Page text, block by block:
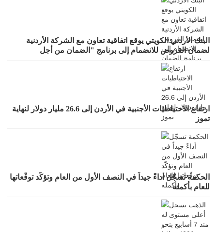
البنك الأردني الكويتي يوقع اتفاقية تعاون مع الشركة الأردنية
لضمان القروض للانضمام إلى برنامج "الضمان من أجل
التوظيف"
ارتفاع الاحتياطيات الأجنبية في الأردن إلى 26.6 مليار دولار لنهاية
تموز
الحكمة تسجّل أداءً جيداً في النصف الأول من العام وتؤكّد توقّعاتها
للعام بأكمله